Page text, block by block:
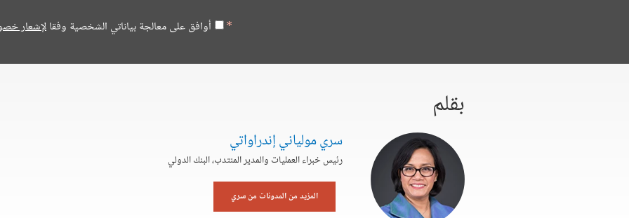
أوافق على معالجة بياناتي الشخصية وفقالإشعار
بقلم
سري مولياني إندراواتي
رئيس خبراء العمليات والمدير المنتدب، البنك الدولي
المزيد من المدونات من سري